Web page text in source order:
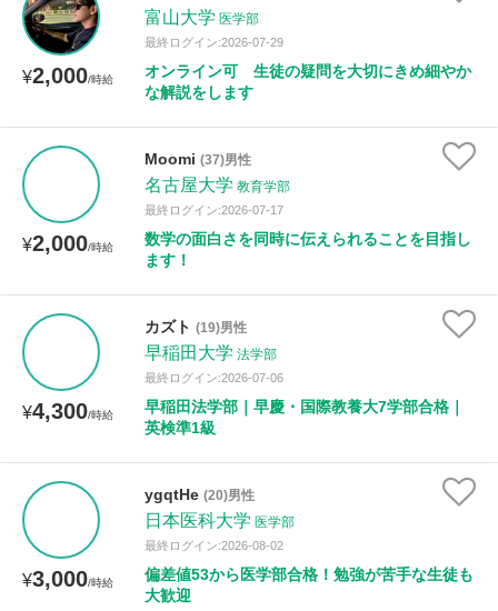
¥2,000/時給
富山大学 医学部
最終ログイン:2026-07-29
オンライン可 生徒の疑問を大切にきめ細やか
な解説をします
¥2,000/時給
Moomi (37)男性
名古屋大学 教育学部
最終ログイン:2026-07-17
数学の面白さを同時に伝えられることを目指し
ます！
¥4,300/時給
カズト (19)男性
早稲田大学 法学部
最終ログイン:2026-07-06
早稲田法学部｜早慶・国際教養大7学部合格｜
英検準1級
¥3,000/時給
ygqtHe (20)男性
日本医科大学 医学部
最終ログイン:2026-08-02
偏差値53から医学部合格！勉強が苦手な生徒も
大歓迎